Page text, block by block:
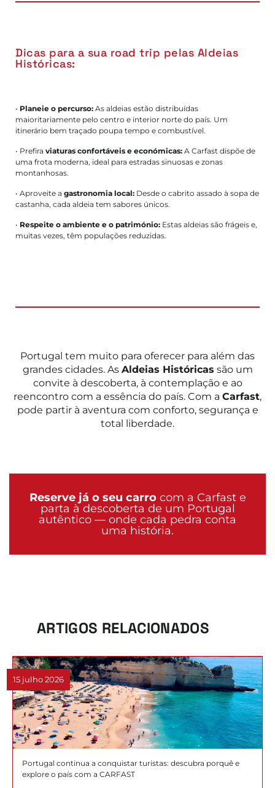
Dicas para a sua road trip pelas Aldeias
Históricas:
• Planeie o percurso: As aldeias estão distribuídas
maioritariamente pelo centro e interior norte do país. Um
itinerário bem traçado poupa tempo e combustível.
• Prefira viaturas confortáveis e económicas: A Carfast dispõe de
uma frota moderna, ideal para estradas sinuosas e zonas
montanhosas.
• Aproveite a gastronomia local: Desde o cabrito assado à sopa de
castanha, cada aldeia tem sabores únicos.
• Respeite o ambiente e o património: Estas aldeias são frágeis e,
muitas vezes, têm populações reduzidas.
Portugal tem muito para oferecer para além das
grandes cidades. As Aldeias Históricas são um
convite à descoberta, à contemplação e ao
reencontro com a essência do país. Com a Carfast,
pode partir à aventura com conforto, segurança e
total liberdade.
Reserve já o seu carrocom a Carfast e
parta à descoberta de um Portugal
autêntico — onde cada pedra conta
uma história.
ARTIGOS RELACIONADOS
15 julho 2026
Portugal continua a conquistar turistas: descubra porquê e
explore o país com a CARFAST